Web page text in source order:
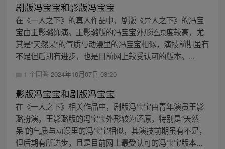
剧版冯宝宝和影版冯宝宝
在《一人之下》的真人作品中，剧版《异人之下》的冯宝
宝由王影璐饰演。王影璐版的冯宝宝外形还原度较高，尤
其是“天然呆”的气质与动漫里的冯宝宝相似，演技前期虽有
不足但后期有进步，也是目前网上较受认可的版本。...
1 个回答 2024年10月07日 08:20
影版冯宝宝和剧版冯宝宝
在《一人之下》相关作品中，剧版冯宝宝由青年演员王影
璐扮演。王影璐版的冯宝宝外形较为还原，特别是“天然
呆”的气质与动漫里的冯宝宝相似，其演技前期虽有不足，
但后期有所进步，且是目前网上最受认可的冯宝宝版本...